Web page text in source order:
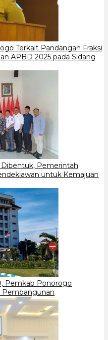
Terkait Pandangan Fraksi
APBD 2025 pada Sidang
Pemerintah
untuk Kemajuan
Pemkab Ponorogo
Pembangunan